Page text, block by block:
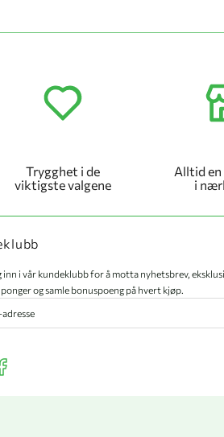
Trygghet i de
viktigste valgene
Alltid en
i
inn i vår kundeklubb for å motta nyhetsbrev,
og samle bonuspoeng på hvert kjøp.
our Facebook